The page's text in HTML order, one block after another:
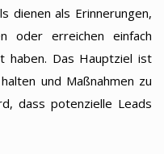
dienen als Erinnerungen,
oder erreichen einfach
haben. Das Hauptziel ist
und Maßnahmen zu
dass potenzielle Leads